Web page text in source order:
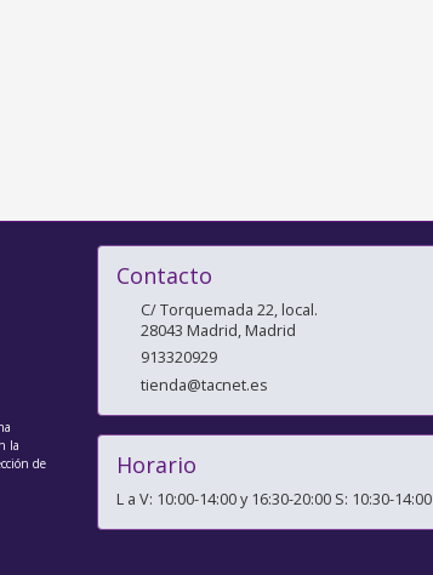
la
de
Contacto
C/ Torquemada 22, local.
28043 Madrid,Madrid
913320929
tienda@tacnet.es
Horario
L a V: 10:00-14:00 y 16:30-20:00 S: 10:30-14:00